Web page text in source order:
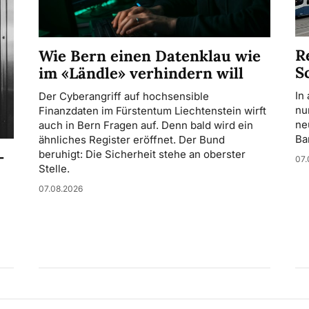
Wie Bern einen Datenklau wie
im «Ländle» verhindern will
Der Cyberangriff auf hochsensible
Finanzdaten im Fürstentum Liechtenstein wirft
auch in Bern Fragen auf. Denn bald wird ein
ähnliches Register eröffnet. Der Bund
beruhigt: Die Sicherheit stehe an oberster
Stelle.
07.08.2026
In